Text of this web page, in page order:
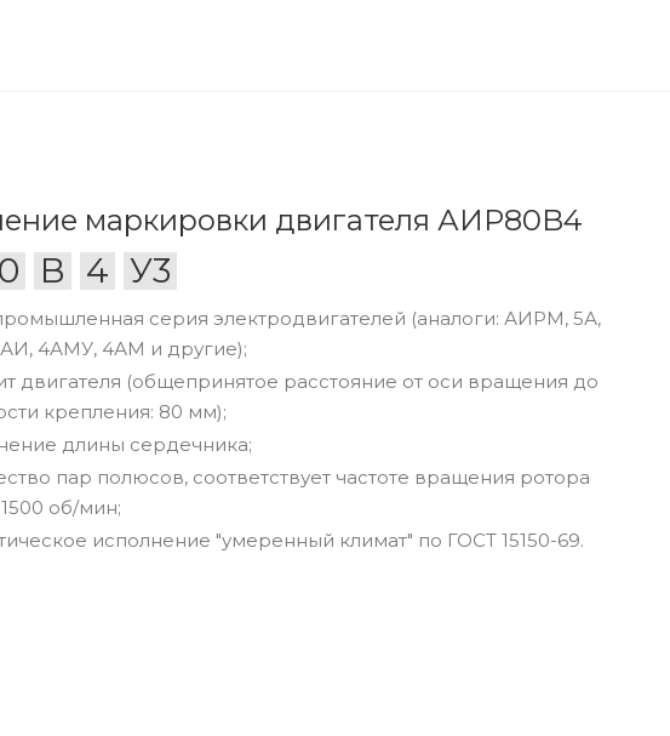
маркировки двигателя АИР80B4
В 4 У3
серия электродвигателей (аналоги: АИРМ, 5А,
4АМУ, 4АМ и другие);
двигателя (общепринятое расстояние от оси вращения до
крепления: 80 мм);
длины сердечника;
пар полюсов, соответствует частоте вращения ротора
об/мин;
исполнение "умеренный климат" по ГОСТ 15150-69.